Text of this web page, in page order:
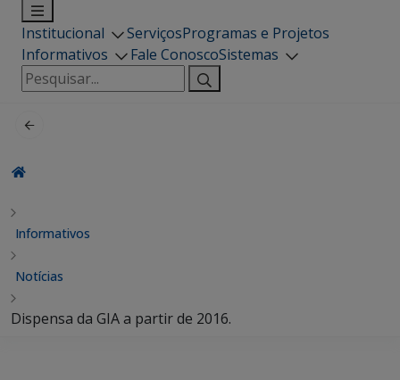
Institucional ServiçosProgramas e Projetos
Informativos
Fale ConoscoSistemas
Pesquisar
por:
Informativos
Notícias
Dispensa da GIA a partir de 2016.